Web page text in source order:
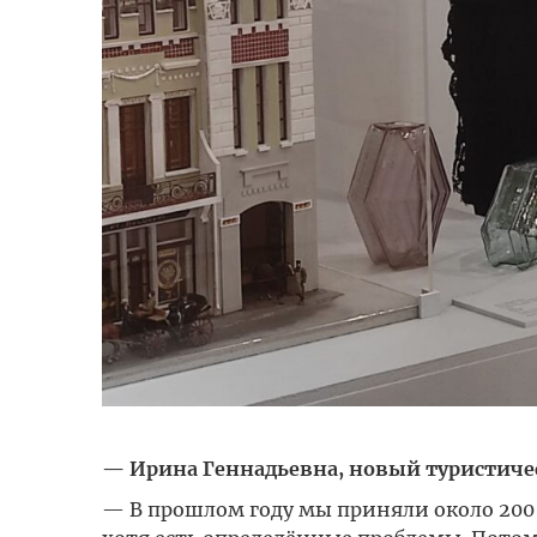
— Ирина Геннадьевна, новый
— В прошлом году мы приняли около 200